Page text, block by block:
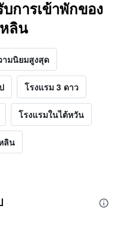
การเข้าพักของ
ลิน
ามนิยมสูงสุด
โรงแรม 3 ดาว
โรงแรมในไต้หวัน
ลิน